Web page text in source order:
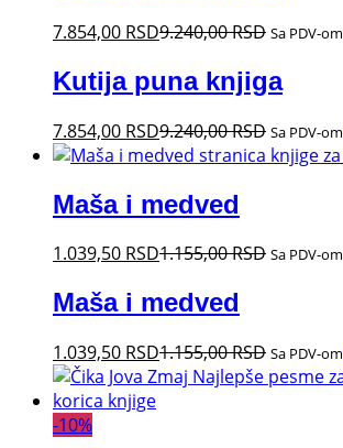
7.854,00 RSD9.240,00RSD Sa PDV-om
Kutija puna knjiga
7.854,00 RSD9.240,00RSD Sa PDV-om
Maša i medved
1.039,50 RSD1.155,00RSD Sa PDV-om
Maša i medved
1.039,50 RSD1.155,00RSD Sa PDV-om
-10%